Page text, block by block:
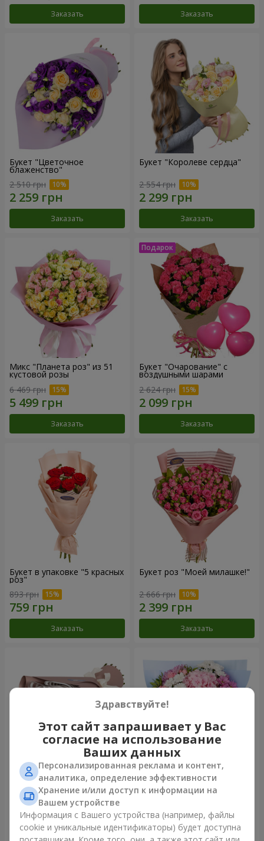
Заказать Заказать
Букет "Цветочное
блаженство"
2 510 грн
Заказать
Букет "Королеве сердца"
2 554 грн
Заказать
Микс "Планета роз" из 51
кустовой розы
6 469 грн
Заказать
Букет "Очарование" с
воздушными шарами
2 624 грн
Заказать
Букет в упаковке "5 красных
роз"
893 грн
Заказать
Букет роз "Моей милашке!"
2 666 грн
Заказать
Букет "7 розовых роз!"
1 074 грн
Заказать
Романтический букет
"Небеса"
Заказать
Здравствуйте!
Этот сайт запрашивает у Вас
согласие на использование
Ваших данных
Персонализированная реклама и контент,
аналитика, определение эффективности
Хранение и/или доступ к информации на
Вашем устройстве
Информация с Вашего устройства (например, файлы
cookie и уникальные идентификаторы) будет доступна